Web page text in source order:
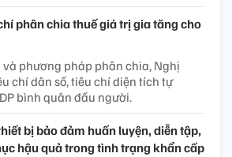
phân chia thuế giá trị gia tăng cho
và phương pháp phân chia, Nghị
chí dân số, tiêu chí diện tích tự
bình quân đầu người.
bị bảo đảm huấn luyện, diễn tập,
hậu quả trong tình trạng khẩn cấp